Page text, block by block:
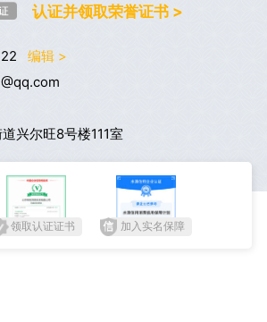
认证并领取荣誉证书 >
编辑 >
兴尔旺8号楼111室
领取认证证书 加入实名保障